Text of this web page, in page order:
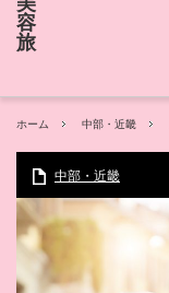
ホーム 中部・近畿
中部・近畿